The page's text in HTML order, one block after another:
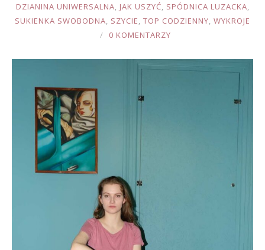
JOULE
DZIANINA UNIWERSALNA, JAK USZYĆ, SPÓDNICA LUZACKA,
SUKIENKA SWOBODNA, SZYCIE, TOP CODZIENNY, WYKROJE
0 KOMENTARZY